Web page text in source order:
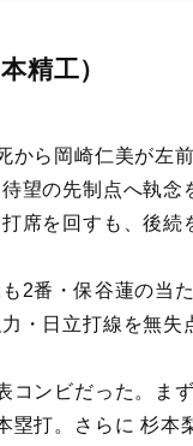
精工）
から岡崎仁美が左
望の先制点へ執
席を回すも、後続
2番・保谷蓮の当
・日立打線を無失
コンビだった。ま
塁打。さらに 杉本